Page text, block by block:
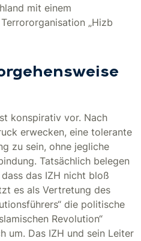
mit einem
„Hizb
konspirativ vor. Nach
erwecken, eine tolerante
zu sein, ohne jegliche
Tatsächlich belegen
das IZH nicht bloß
es als Vertretung des
die politische
Revolution“
um. Das IZH und sein Leiter